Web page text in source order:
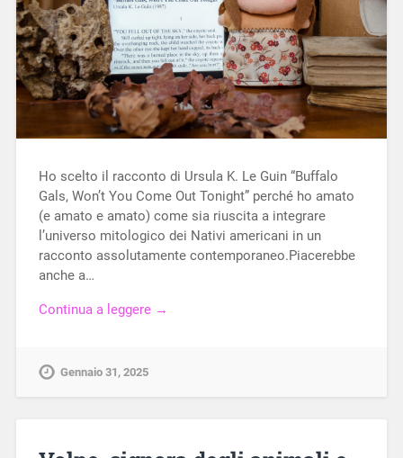
Ho scelto il racconto di Ursula K. Le Guin “Buffalo
Gals, Won’t You Come Out Tonight” perché ho amato
(e amato e amato) come sia riuscita a integrare
l’universo mitologico dei Nativi americani in un
racconto assolutamente contemporaneo.Piacerebbe
anche a…
Continua a leggere →
Gennaio 31, 2025